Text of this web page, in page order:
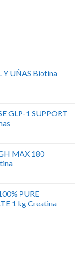
Y UÑAS Biotina
GLP-1 SUPPORT
MAX 180
PURE
1 kg Creatina